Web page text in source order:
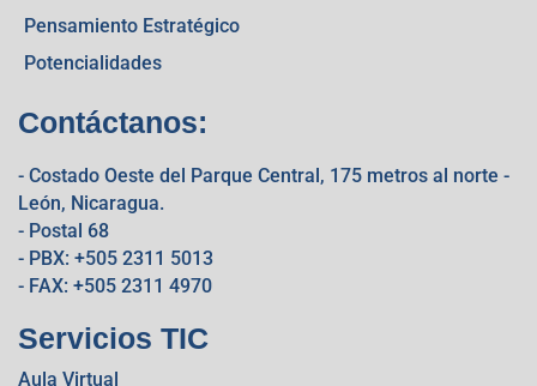
Pensamiento Estratégico
Potencialidades
Contáctanos:
- Costado Oeste del Parque Central, 175 metros al norte -
León, Nicaragua.
- Postal 68
- PBX: +505 2311 5013
- FAX: +505 2311 4970
Servicios TIC
Aula Virtual